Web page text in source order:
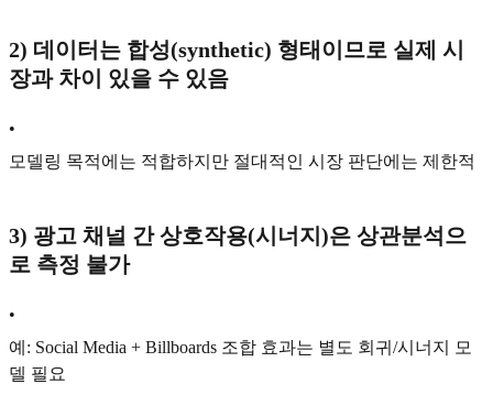
2) 데이터는 합성(synthetic) 형태이므로 실제 시
장과 차이 있을 수 있음
•
모델링 목적에는 적합하지만 절대적인 시장 판단에는 제한적
3) 광고 채널 간 상호작용(시너지)은 상관분석으
로 측정 불가
•
예: Social Media + Billboards 조합 효과는 별도 회귀/시너지 모
델 필요